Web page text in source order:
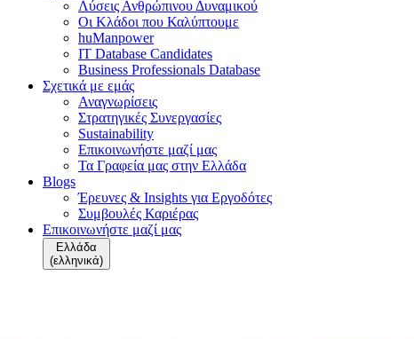
Λύσεις Ανθρώπινου Δυναμικού
Οι Κλάδοι που Καλύπτουμε
huManpower
IT Database Candidates
Business Professionals Database
Σχετικά με εμάς
Αναγνωρίσεις
Στρατηγικές Συνεργασίες
Sustainability
Επικοινωνήστε μαζί μας
Τα Γραφεία μας στην Ελλάδα
Blogs
Έρευνες & Insights για Εργοδότες
Συμβουλές Καριέρας
Επικοινωνήστε μαζί μας
Ελλάδα
(ελληνικά)